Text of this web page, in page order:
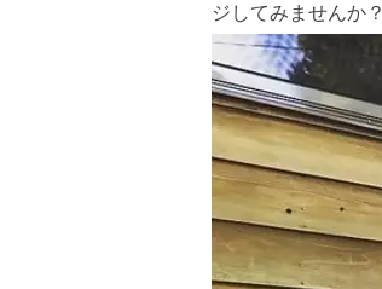
ジしてみませんか？